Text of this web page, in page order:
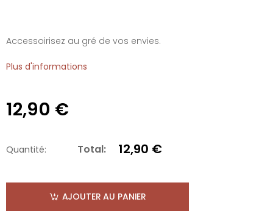
Accessoirisez au gré de vos envies.
Plus d'informations
12,90 €
Quantité: Total: 12,90 €
AJOUTER AU PANIER